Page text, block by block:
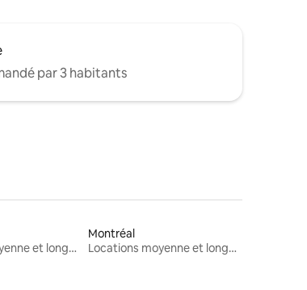
par 3 habitants
Locations moyenne et longue durée
Montréal
Locations moyenne et longue durée